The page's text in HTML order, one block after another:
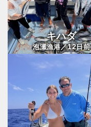
キハダ
泡瀬漁港／12日前